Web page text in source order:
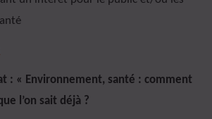
: « Environnement, santé : comment
l’on sait déjà ?